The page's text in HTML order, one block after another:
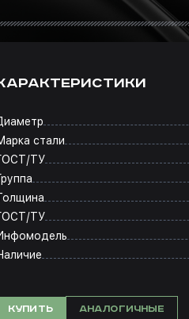
стали
ТУ
ТУ
КУПИТЬ АНАЛОГИЧНЫЕ